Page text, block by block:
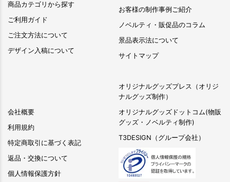
商品カテゴリから探す
ご利用ガイド
ご注文方法について
デザイン入稿について
会社概要
利用規約
特定商取引に基づく表記
返品・交換について
個人情報保護方針
お客様の制作事例ご紹介
ノベルティ・販促品のコラム
景品表示法について
サイトマップ
オリジナルグッズプレス（オリジ
ナルグッズ制作）
オリジナルグッズドットコム(物販
グッズ・ノベルティ制作)
T3DESIGN（グループ会社）